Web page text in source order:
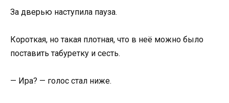
За дверью наступила пауза.
Короткая, но такая плотная, что в неё можно было
поставить табуретку и сесть.
— Ира? — голос стал ниже.